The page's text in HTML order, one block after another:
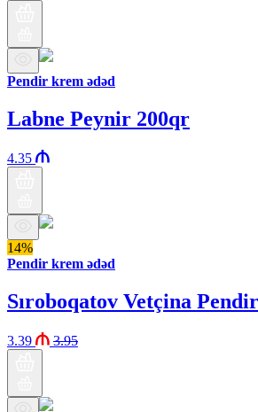
Pendir krem ədəd
Labne Peynir 200qr
4.35
14%
Pendir krem ədəd
Sıroboqatov Vetçina
3.39 3.95